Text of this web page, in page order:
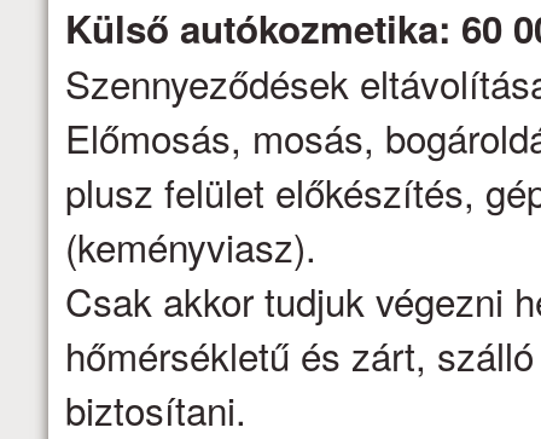
Külső autókozmetika: 60
Szennyeződések
Előmosás, mosás,
plusz felület előkészítés,
(keményviasz).
Csak akkor tudjuk végezni
hőmérsékletű és zárt,
biztosítani.